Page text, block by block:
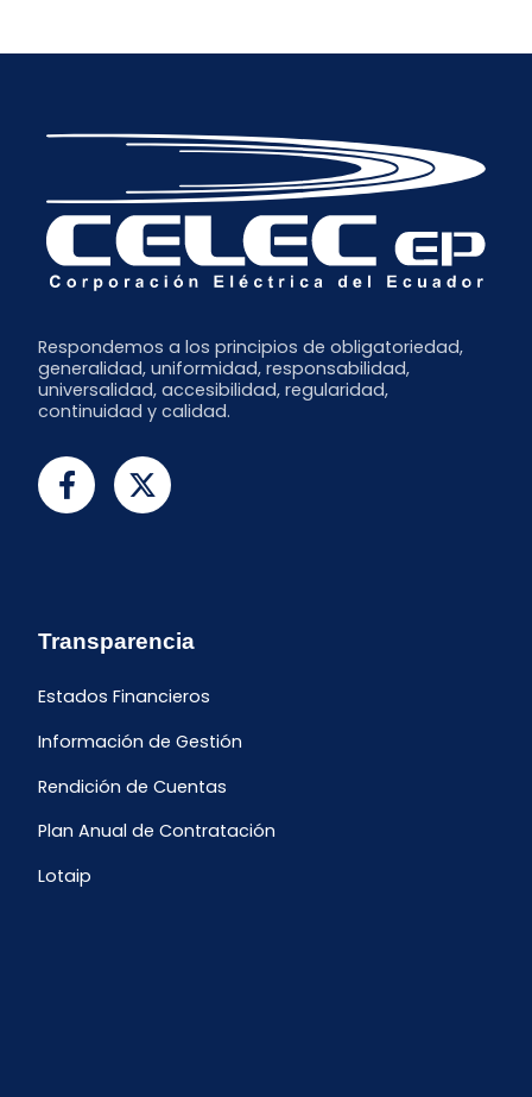
Respondemos a los principios de obligatoriedad,
generalidad, uniformidad, responsabilidad,
universalidad, accesibilidad, regularidad,
continuidad y calidad.
Transparencia
Estados Financieros
Información de Gestión
Rendición de Cuentas
Plan Anual de Contratación
Lotaip